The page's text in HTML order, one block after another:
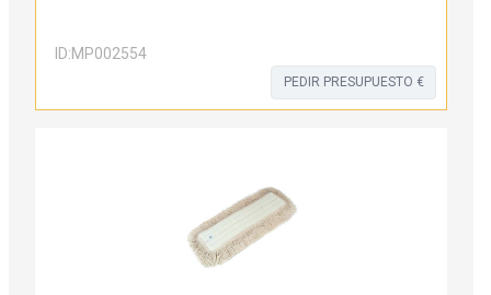
ID:MP002554
PEDIR PRESUPUESTO €